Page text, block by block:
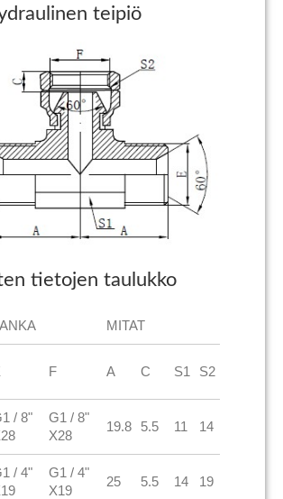
teipiö
tietojen taulukko
MITAT
F A C S1 S2
/ 8"
G1 / 8"
X28
19.8 5.5 11 14
/ 4"
G1 / 4"
X19
25 5.5 14 19